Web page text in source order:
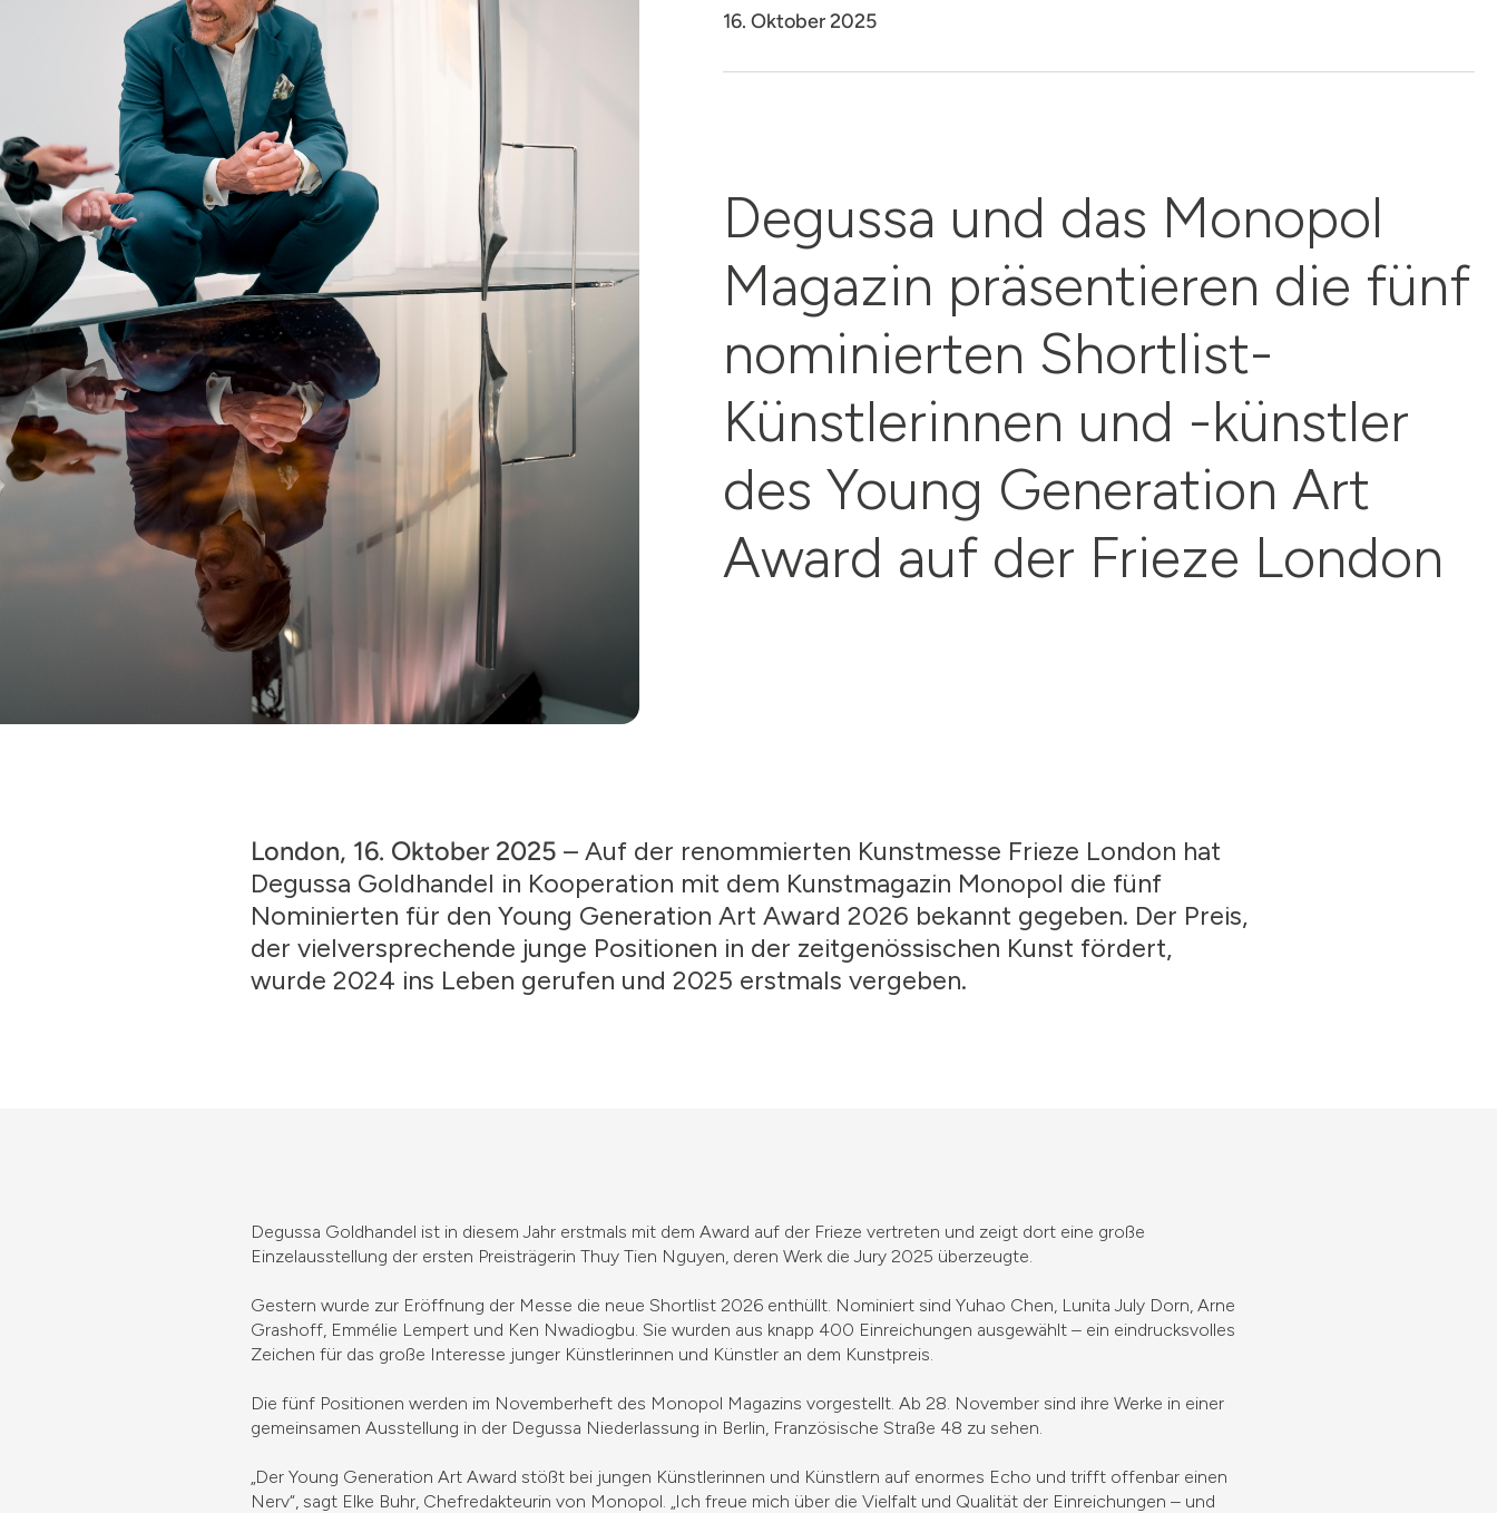
16. Oktober 2025
Degussa und das Monopol
Magazin präsentieren die fünf
nominierten Shortlist-
Künstlerinnen und -künstler
des Young Generation Art
Award auf der Frieze London
London, 16. Oktober 2025 – Auf der renommierten Kunstmesse Frieze London hat
Degussa Goldhandel in Kooperation mit dem Kunstmagazin Monopol die fünf
Nominierten für den Young Generation Art Award 2026 bekannt gegeben. Der Preis,
der vielversprechende junge Positionen in der zeitgenössischen Kunst fördert,
wurde 2024 ins Leben gerufen und 2025 erstmals vergeben.
Degussa Goldhandel ist in diesem Jahr erstmals mit dem Award auf der Frieze vertreten und zeigt dort eine große
Einzelausstellung der ersten Preisträgerin Thuy Tien Nguyen, deren Werk die Jury 2025 überzeugte.
Gestern wurde zur Eröffnung der Messe die neue Shortlist 2026 enthüllt. Nominiert sind Yuhao Chen, Lunita July Dorn, Arne
Grashoff, Emmélie Lempert und Ken Nwadiogbu. Sie wurden aus knapp 400 Einreichungen ausgewählt – ein eindrucksvolles
Zeichen für das große Interesse junger Künstlerinnen und Künstler an dem Kunstpreis.
Die fünf Positionen werden im Novemberheft des Monopol Magazins vorgestellt. Ab 28. November sind ihre Werke in einer
gemeinsamen Ausstellung in der Degussa Niederlassung in Berlin, Französische Straße 48 zu sehen.
„Der Young Generation Art Award stößt bei jungen Künstlerinnen und Künstlern auf enormes Echo und trifft offenbar einen
Nerv“, sagt Elke Buhr, Chefredakteurin von Monopol. „Ich freue mich über die Vielfalt und Qualität der Einreichungen – und